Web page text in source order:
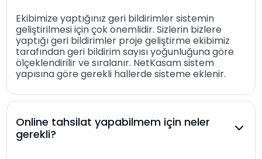
Ekibimize yaptığınız geri bildirimler sistemin
geliştirilmesi için çok önemlidir. Sizlerin bizlere
yaptığı geri bildirimler proje geliştirme ekibimiz
tarafından geri bildirim sayısı yoğunluğuna göre
ölçeklendirilir ve sıralanır. NetKasam sistem
yapısına göre gerekli hallerde sisteme eklenir.
Online tahsilat yapabilmem için neler
gerekli?